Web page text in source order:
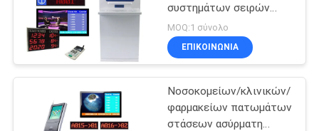
συστημάτων σειρών
αναμονής
αυτοεξυπηρετήσεων
MOQ:1 σύνολο
ΕΠΙΚΟΙΝΩΝΊΑ
Νοσοκομείων/κλινικών/
φαρμακείων πατωμάτων
στάσεων ασύρματη